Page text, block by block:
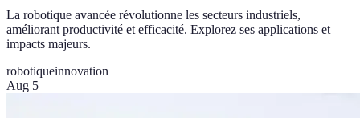
La robotique avancée révolutionne les secteurs industriels,
améliorant productivité et efficacité. Explorez ses applications et
impacts majeurs.
robotiqueinnovation
Aug 5